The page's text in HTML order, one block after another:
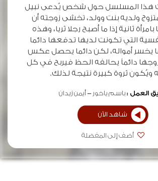
هذا المسلسل حول شخص يُدعى نبيل
ولديه بنت وولد، تخشى زوجته أن
ثانية إذا ما أصبح رجلا ثريا، وهذه
التي تكونت لديها تدفعها دائما
يخسر أمواله، لكن دائما يحصل عكس
زوجها دائماً يحالفه الحظ فيربح في كل
ويُكون ثروة كبيرة نتيجة لذلك.
العمل :باسم ياخور أيمن زيدان
شاهد الآن
أضف إلى المفضلة